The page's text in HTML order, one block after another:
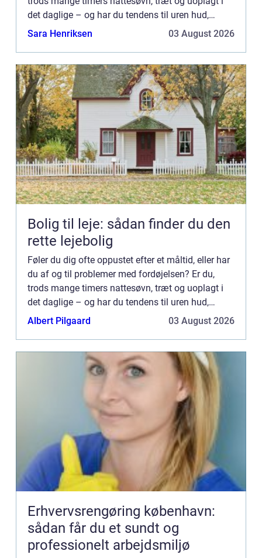
det daglige – og har du tendens til uren hud,
inflammatoriske ...
Sara Henriksen 03 August 2026
Bolig til leje: sådan finder du den
rette lejebolig
Føler du dig ofte oppustet efter et måltid, eller har
du af og til problemer med fordøjelsen? Er du,
trods mange timers nattesøvn, træt og uoplagt i
det daglige – og har du tendens til uren hud,
inflammatoriske ...
Albert Pilgaard 03 August 2026
Erhvervsrengøring københavn:
sådan får du et sundt og
professionelt arbejdsmiljø